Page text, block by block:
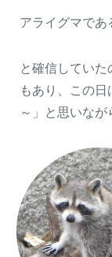
アライグマであ
と確信してい
もあり、この
～」と思いなが